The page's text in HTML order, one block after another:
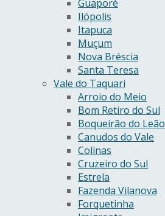
Guaporé
Ilópolis
Itapuca
Muçum
Nova Bréscia
Santa Teresa
Vale do Taquari
Arroio do Meio
Bom Retiro do Sul
Boqueirão do Leão
Canudos do Vale
Colinas
Cruzeiro do Sul
Estrela
Fazenda Vilanova
Forquetinha